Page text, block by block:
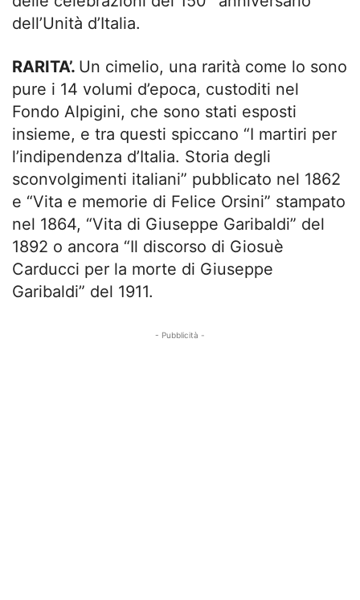
dell’Unità d’Italia.
RARITA’. Un cimelio, una rarità come lo sono
pure i 14 volumi d’epoca, custoditi nel
Fondo Alpigini, che sono stati esposti
insieme, e tra questi spiccano “I martiri per
l’indipendenza d’Italia. Storia degli
sconvolgimenti italiani” pubblicato nel 1862
e “Vita e memorie di Felice Orsini” stampato
nel 1864, “Vita di Giuseppe Garibaldi” del
1892 o ancora “Il discorso di Giosuè
Carducci per la morte di Giuseppe
Garibaldi” del 1911.
- Pubblicità -